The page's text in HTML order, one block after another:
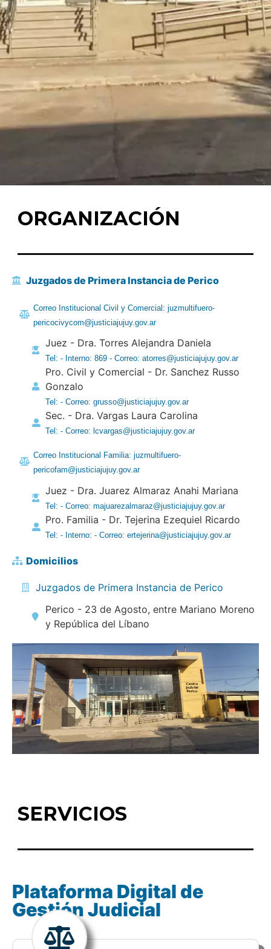
ORGANIZACIÓN
Juzgados de Primera Instancia de Perico
Correo Institucional Civil y Comercial: juzmultifuero-
pericocivycom@justiciajujuy.gov.ar
Juez - Dra. Torres Alejandra Daniela
Tel: - Interno: 869 - Correo: atorres@justiciajujuy.gov.ar
Pro. Civil y Comercial - Dr. Sanchez Russo
Gonzalo
Tel: - Correo: grusso@justiciajujuy.gov.ar
Sec. - Dra. Vargas Laura Carolina
Tel: - Correo: lcvargas@justiciajujuy.gov.ar
Correo Institucional Familia: juzmultifuero-
pericofam@justiciajujuy.gov.ar
Juez - Dra. Juarez Almaraz Anahi Mariana
Tel: - Correo: majuarezalmaraz@justiciajujuy.gov.ar
Pro. Familia - Dr. Tejerina Ezequiel Ricardo
Tel: - Interno: - Correo: ertejerina@justiciajujuy.gov.ar
Domicilios
Juzgados de Primera Instancia de Perico
Perico - 23 de Agosto, entre Mariano Moreno
y República del Líbano
SERVICIOS
Plataforma Digital de
Gestión Judicial